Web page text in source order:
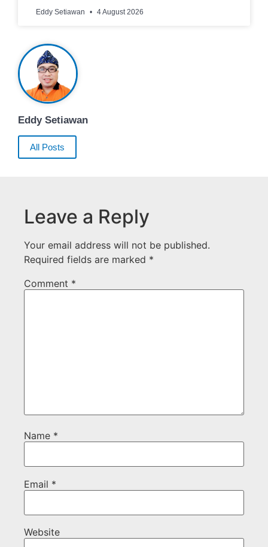
Eddy Setiawan
All Posts
Eddy Setiawan 4 August 2026
Leave a Reply
Your email address will not be published.
Required fields are marked *
Comment *
Name *
Email *
Website